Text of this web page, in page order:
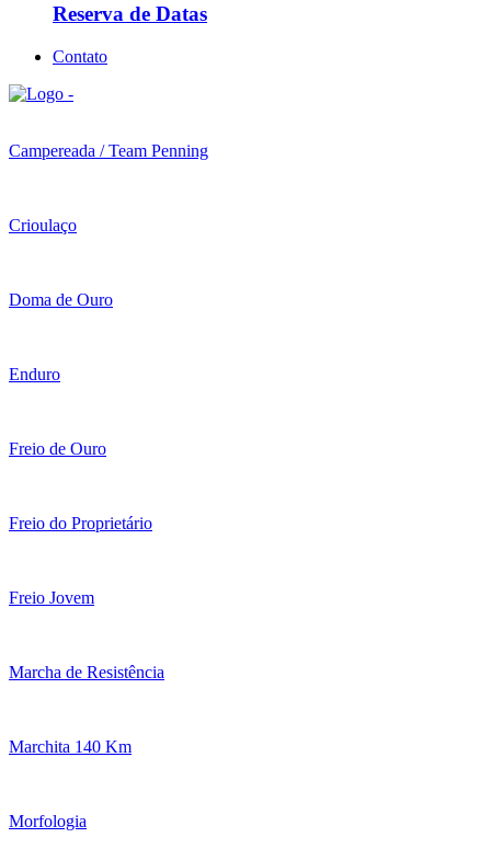
Reserva de Datas
Contato
Campereada / Team Penning
Crioulaço
Doma de Ouro
Enduro
Freio de Ouro
Freio do Proprietário
Freio Jovem
Marcha de Resistência
Marchita 140 Km
Morfologia